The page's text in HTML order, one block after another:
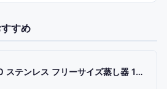
すめ
ーサイズ蒸し器 18-24cm用 DH8069 食洗機対応 セイロ 日本製